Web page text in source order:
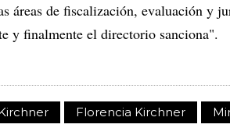
áreas de fiscalización, evaluación y
y finalmente el directorio sanciona".
Florencia Kirchner